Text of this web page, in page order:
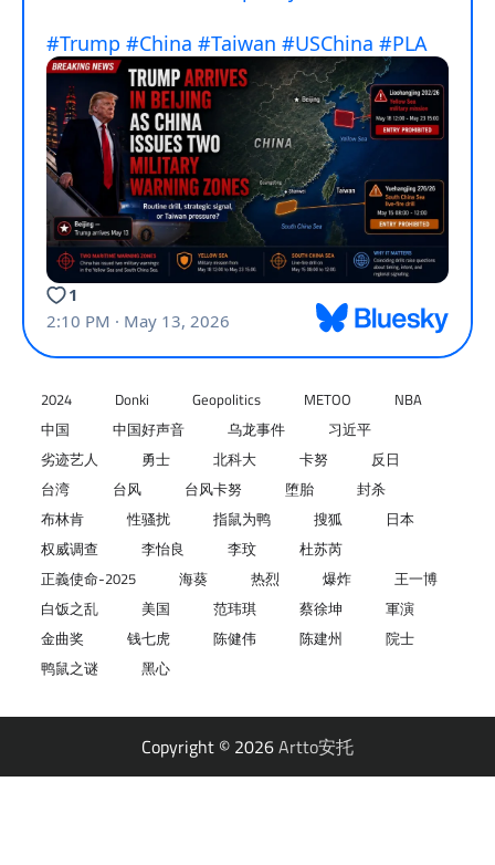
2024 Donki Geopolitics METOO
NBA
中国
中国好声音 乌龙事件
习近平
劣迹艺人
勇士 北科大 卡努
反日
台湾
台风 台风卡努 堕胎
封杀
布林肯
性骚扰 指鼠为鸭 搜狐
日本
权威调查
李怡良 李玟
杜苏芮
正義使命-2025
海葵 热烈 爆炸
王一博
白饭之乱
美国 范玮琪 蔡徐坤
軍演
金曲奖
钱七虎 陈健伟 陈建州
院士
鸭鼠之谜
黑心
Copyright © 2026Artto安托